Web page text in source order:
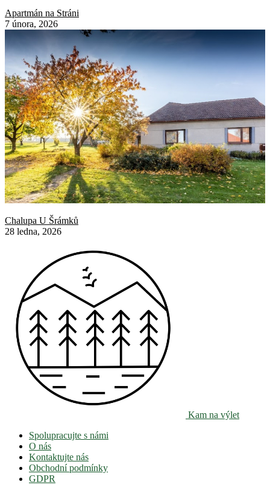
Apartmán na Stráni
7 února, 2026
Chalupa U Šrámků
28 ledna, 2026
Kam na výlet
Spolupracujte s námi
O nás
Kontaktujte nás
Obchodní podmínky
GDPR